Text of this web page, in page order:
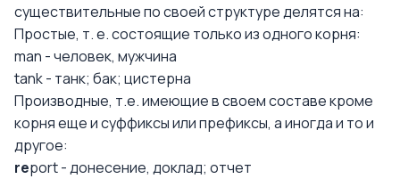
существительные по своей структуре делятся на:
Простые, т. е. состоящие только из одного корня:
man - человек, мужчина
tank - танк; бак; цистерна
Производные, т.е. имеющие в своем составе кроме
корня еще и суффиксы или префиксы, а иногда и то и
другое:
report - донесение, доклад; отчет